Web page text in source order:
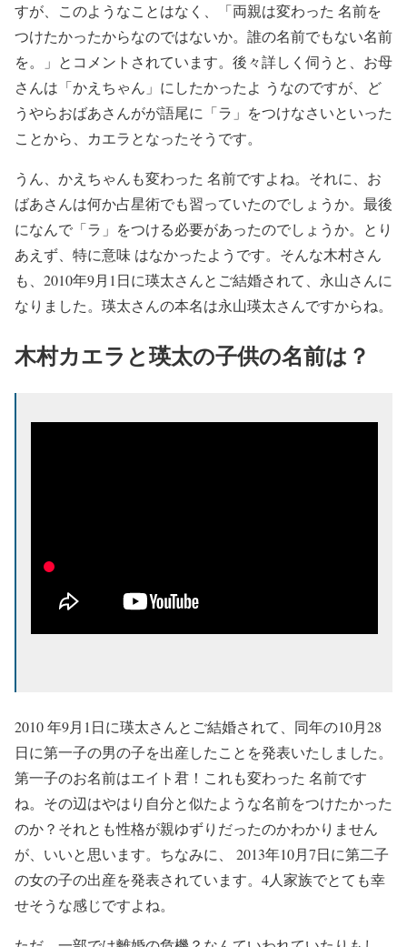
すが、このようなことはなく、「両親は変わった 名前を
つけたかったからなのではないか。誰の名前でもない名前
を。」とコメントされています。後々詳しく伺うと、お母
さんは「かえちゃん」にしたかったよ うなのですが、ど
うやらおばあさんがが語尾に「ラ」をつけなさいといった
ことから、カエラとなったそうです。
うん、かえちゃんも変わった 名前ですよね。それに、お
ばあさんは何か占星術でも習っていたのでしょうか。最後
になんで「ラ」をつける必要があったのでしょうか。とり
あえず、特に意味 はなかったようです。そんな木村さん
も、2010年9月1日に瑛太さんとご結婚されて、永山さんに
なりました。瑛太さんの本名は永山瑛太さんですからね。
木村カエラと瑛太の子供の名前は？
2010 年9月1日に瑛太さんとご結婚されて、同年の10月28
日に第一子の男の子を出産したことを発表いたしました。
第一子のお名前はエイト君！これも変わった 名前です
ね。その辺はやはり自分と似たような名前をつけたかった
のか？それとも性格が親ゆずりだったのかわかりません
が、いいと思います。ちなみに、 2013年10月7日に第二子
の女の子の出産を発表されています。4人家族でとても幸
せそうな感じですよね。